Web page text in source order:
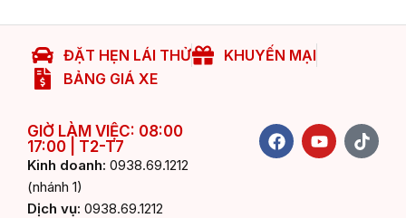
ĐẶT HẸN LÁI THỬ
KHUYẾN MẠI
BẢNG GIÁ XE
GIỜ LÀM VIỆC: 08:00
17:00 | T2-T7
Kinh doanh: 0938.69.1212
(nhánh 1)
Dịch vụ: 0938.69.1212
F
a
Y
o
T
i